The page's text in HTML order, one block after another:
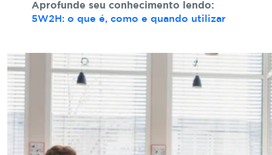
Aprofunde seu conhecimento lendo:
5W2H: o que é, como e quando utilizar